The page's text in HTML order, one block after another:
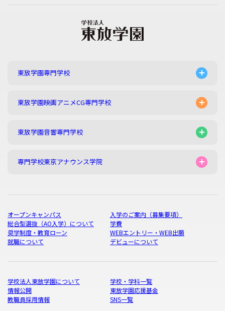
東放学園専門学校
東放学園映画アニメCG専門学校
東放学園音響専門学校
専門学校東京アナウンス学院
オープンキャンパス
入学のご案内（募集要項）
総合型選抜（AO入学）について
学費
奨学制度・教育ローン
WEBエントリー・WEB出願
就職について
デビューについて
学校法人東放学園について
学校・学科一覧
情報公開
東放学園応援基金
教職員採用情報
SNS一覧